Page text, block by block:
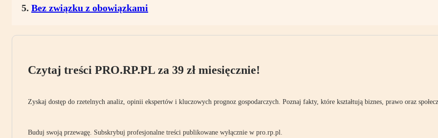
Bez związku z obowiązkami
Czytaj treści PRO.RP.PL za 39 zł miesięcznie!
Zyskaj dostęp do rzetelnych analiz, opinii ekspertów i kluczowych prognoz gospodarczych. Poznaj fakty, które kształtują biznes, prawo oraz
Buduj swoją przewagę. Subskrybuj profesjonalne treści publikowane wyłącznie w pro.rp.pl.